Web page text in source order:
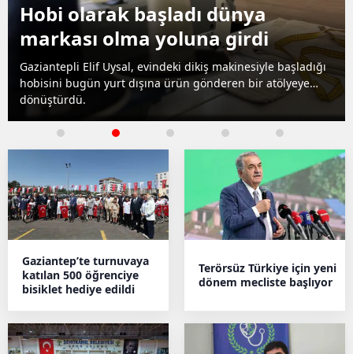
dünya
girdi
makinesiyle başladığı
bir atölyeye
Gaziantep’te
5 kişiye jandarma
Gaziantep’in Nizip ilçesinde evinin
suçüstü yakalandı. Define arayan
derin çukur şaşkınlık yarattı.
Gaziantep’te turnuvaya
katılan 500 öğrenciye
bisiklet hediye edildi
Terörsüz Türkiye için yeni
dönem mecliste başlıyor